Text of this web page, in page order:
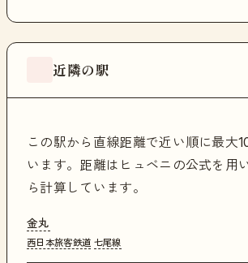
近隣の駅
この駅から直線距離で近い順に最大
います。距離はヒュベニの公式を用
ら計算しています。
金丸
西日本旅客鉄道 七尾線